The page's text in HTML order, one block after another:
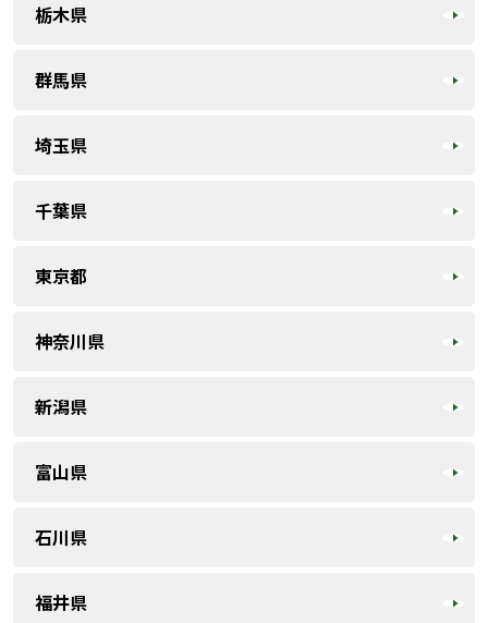
栃木県
群馬県
埼玉県
千葉県
東京都
神奈川県
新潟県
富山県
石川県
福井県